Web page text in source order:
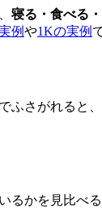
寝る・食べる
例や1Kの実例
さがれると
るかを見比べ